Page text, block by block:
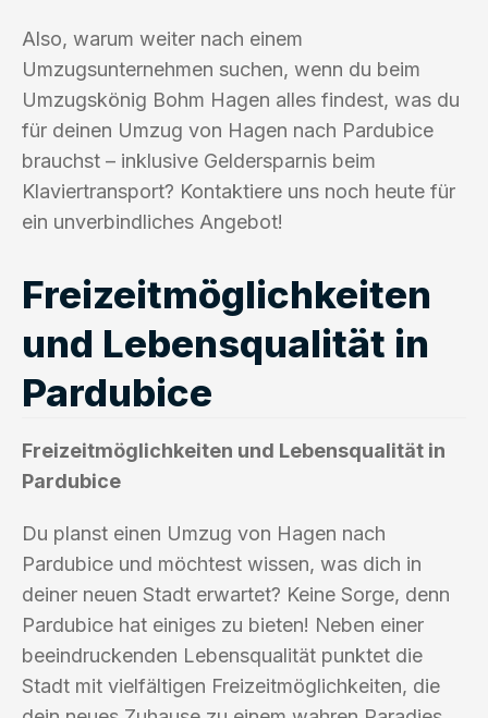
Also, warum weiter nach einem
Umzugsunternehmen suchen, wenn du beim
Umzugskönig Bohm Hagen alles findest, was du
für deinen Umzug von Hagen nach Pardubice
brauchst – inklusive Geldersparnis beim
Klaviertransport? Kontaktiere uns noch heute für
ein unverbindliches Angebot!
Freizeitmöglichkeiten
und Lebensqualität in
Pardubice
Freizeitmöglichkeiten und Lebensqualität in
Pardubice
Du planst einen Umzug von Hagen nach
Pardubice und möchtest wissen, was dich in
deiner neuen Stadt erwartet? Keine Sorge, denn
Pardubice hat einiges zu bieten! Neben einer
beeindruckenden Lebensqualität punktet die
Stadt mit vielfältigen Freizeitmöglichkeiten, die